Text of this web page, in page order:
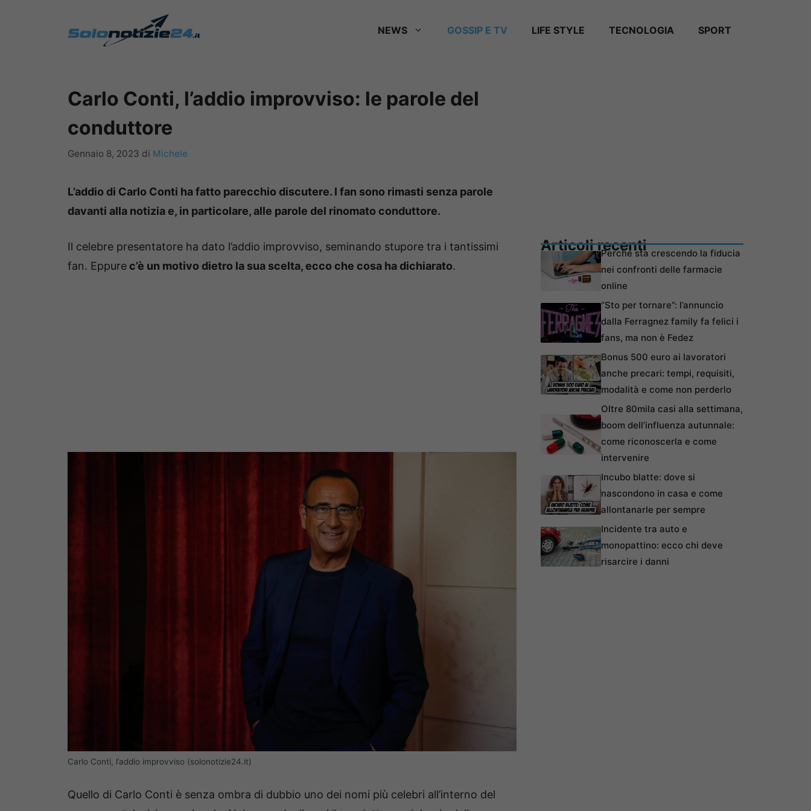
NEWS GOSSIP E TV LIFE STYLE TECNOLOGIA SPORT
Carlo Conti, l’addio improvviso: le parole del
conduttore
Gennaio 8, 2023 di Michele
L’addio di Carlo Conti ha fatto parecchio discutere. I fan sono rimasti senza parole
davanti alla notizia e, in particolare, alle parole del rinomato conduttore.
Il celebre presentatore ha dato l’addio improvviso, seminando stupore tra i tantissimi
fan. Eppure c’è un motivo dietro la sua scelta, ecco che cosa ha dichiarato.
Carlo Conti, l’addio improvviso (solonotizie24.it)
Quello di Carlo Conti è senza ombra di dubbio uno dei nomi più celebri all’interno del
Articoli recentiPerché sta crescendo la fiducia
nei confronti delle farmacie
online
“Sto per tornare”: l’annuncio
dalla Ferragnez family fa felici i
fans, ma non è Fedez
Bonus 500 euro ai lavoratori
anche precari: tempi, requisiti,
modalità e come non perderlo
Oltre 80mila casi alla settimana,
boom dell’influenza autunnale:
come riconoscerla e come
intervenire
Incubo blatte: dove si
nascondono in casa e come
allontanarle per sempre
Incidente tra auto e
monopattino: ecco chi deve
risarcire i danni